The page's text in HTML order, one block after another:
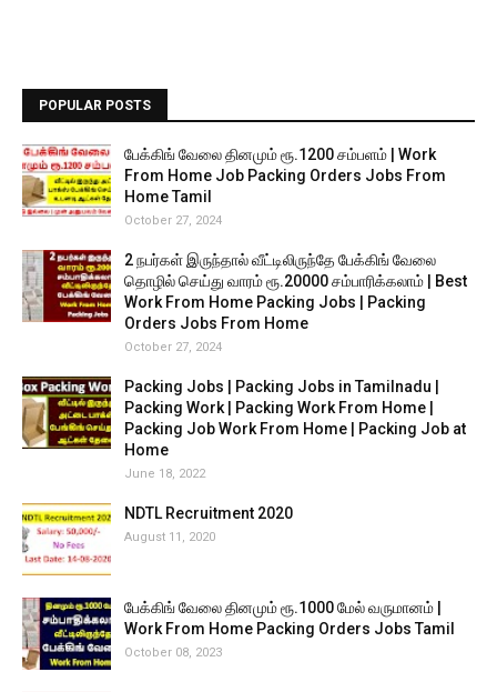
POPULAR POSTS
பேக்கிங் வேலை தினமும் ரூ.1200 சம்பளம் | Work
From Home Job Packing Orders Jobs From
Home Tamil
October 27, 2024
2 நபர்கள் இருந்தால் வீட்டிலிருந்தே பேக்கிங் வேலை
தொழில் செய்து வாரம் ரூ.20000 சம்பாரிக்கலாம் | Best
Work From Home Packing Jobs | Packing
Orders Jobs From Home
October 27, 2024
Packing Jobs | Packing Jobs in Tamilnadu |
Packing Work | Packing Work From Home |
Packing Job Work From Home | Packing Job at
Home
June 18, 2022
NDTL Recruitment 2020
August 11, 2020
பேக்கிங் வேலை தினமும் ரூ.1000 மேல் வருமானம் |
Work From Home Packing Orders Jobs Tamil
October 08, 2023